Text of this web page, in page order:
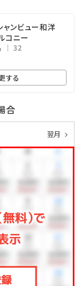
. .｡.:*･☆ﾟ･*:.｡.
ンビュー和洋
コニー
32
する
合
翌月